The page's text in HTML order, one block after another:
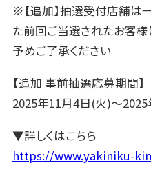
※【追加】抽選受付店舗は
た前回ご当選されたお客様
予めご了承ください
【追加 事前抽選応募期間】
2025年11月4日(火)〜
▼詳しくはこちら
https://www.yakiniku-